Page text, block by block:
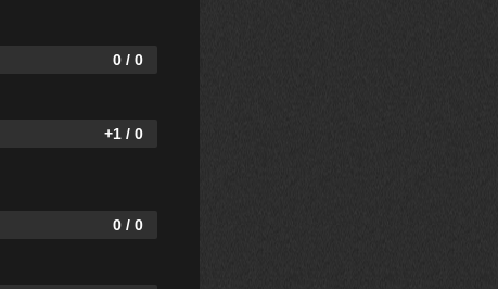
0 / 0
+1 / 0
0 / 0